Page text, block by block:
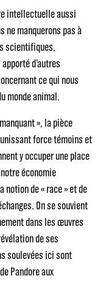
intellectuelle aussi
ne manquerons pas à
scientifiques,
d’autres
ce qui nous
monde animal.
», la pièce
force témoins et
y occuper une place
économie
de « race » et de
On se souvient
dans les œuvres
de ses
soulevées ici sont
Pandore aux